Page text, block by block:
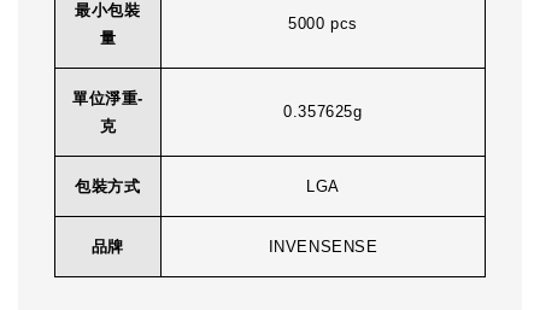
最小包裝
量
5000 pcs
單位淨重-
克
0.357625g
包裝方式 LGA
品牌 INVENSENSE